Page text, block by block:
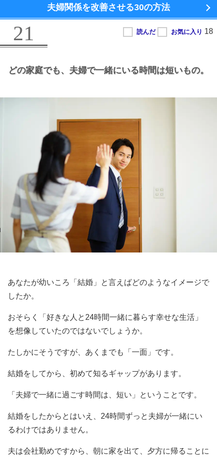
夫婦関係を改善させる30の方法
21
どの家庭でも、 夫婦で一緒にいる時間は短いもの。
あなたが幼いころ「結婚」と言えばどのようなイメージで
したか。
おそらく「好きな人と24時間一緒に暮らす幸せな生活」
を想像していたのではないでしょうか。
たしかにそうですが、あくまでも「一面」です。
結婚をしてから、初めて知るギャップがあります。
「夫婦で一緒に過ごす時間は、短い」ということです。
結婚をしたからとはいえ、24時間ずっと夫婦が一緒にい
るわけではありません。
夫は会社勤めですから、朝に家を出て、夕方に帰ることに